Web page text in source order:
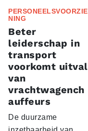
PERSONEELSVOORZIE
NING
Beter
leiderschap in
transport
voorkomt uitval
van
vrachtwagench
auffeurs
De duurzame